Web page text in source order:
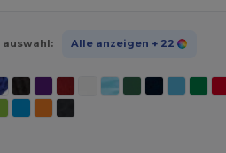
auswahl: Alle anzeigen + 22